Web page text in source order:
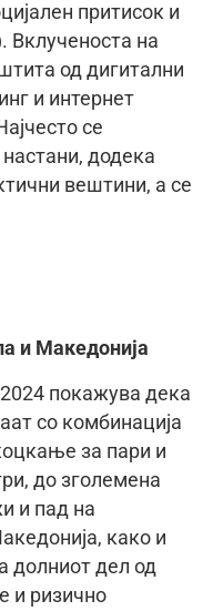
притисок и
Вклученоста на
од дигитални
и интернет
се
додека
вештини, а се
и Македонија
покажува дека
со комбинација
за пари и
до зголемена
и пад на
како и
долниот дел од
и ризично